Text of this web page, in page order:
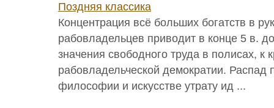
Поздняя классика
Концентрация всё больших богатств в
рабовладельцев приводит в конце 5 в.
значения свободного труда в полисах, к
рабовладельческой демократии. Распад
философии и искусстве утрату ид ...